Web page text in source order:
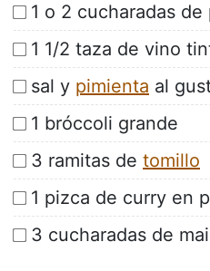
1 o 2 cucharadas
1 1/2 taza de vino
sal y pimienta al
1 bróccoli grande
3 ramitas de tomillo
1 pizca de curry en
3 cucharadas de